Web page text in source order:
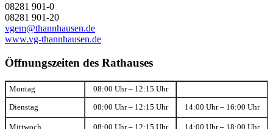
08281 901-0
08281 901-20
vgem@thannhausen.de
www.vg-thannhausen.de
Öffnungszeiten des Rathauses
Montag 08:00 Uhr – 12:15 Uhr
Dienstag 08:00 Uhr – 12:15 Uhr 14:00 Uhr – 16:00 Uhr